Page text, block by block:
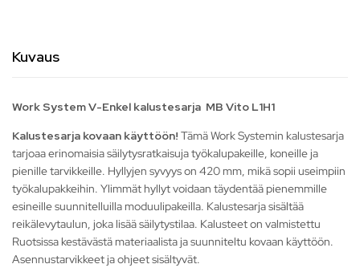
Kuvaus
Work System V-Enkel kalustesarja MB Vito L1H1
Kalustesarja kovaan käyttöön! Tämä Work Systemin kalustesarja
tarjoaa erinomaisia säilytysratkaisuja työkalupakeille, koneille ja
pienille tarvikkeille. Hyllyjen syvyys on 420 mm, mikä sopii useimpiin
työkalupakkeihin. Ylimmät hyllyt voidaan täydentää pienemmille
esineille suunnitelluilla moduulipakeilla. Kalustesarja sisältää
reikälevytaulun, joka lisää säilytystilaa. Kalusteet on valmistettu
Ruotsissa kestävästä materiaalista ja suunniteltu kovaan käyttöön.
Asennustarvikkeet ja ohjeet sisältyvät.